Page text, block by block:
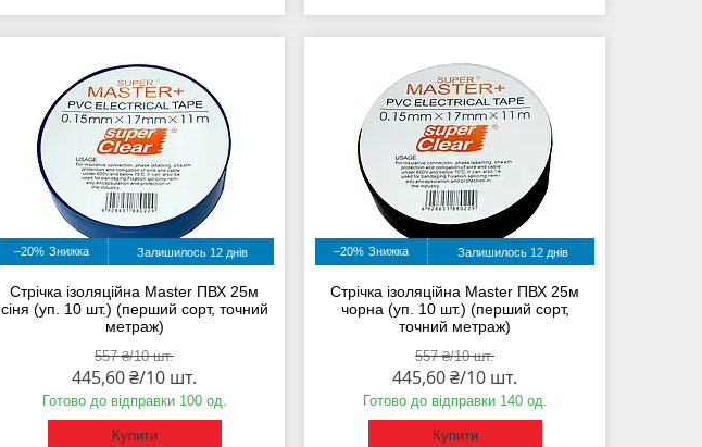
–20% Залишилось 12 днів
Стрічка ізоляційна Master ПВХ 25м
сіня (уп. 10 шт.) (перший сорт, точний
метраж)
557 ₴/10 шт.
445,60 ₴/10 шт.
Готово до відправки 100 од.
Купити
–20% Залишилось 12 днів
Стрічка ізоляційна Master ПВХ 25м
чорна (уп. 10 шт.) (перший сорт,
точний метраж)
557 ₴/10 шт.
445,60 ₴/10 шт.
Готово до відправки 140 од.
Купити